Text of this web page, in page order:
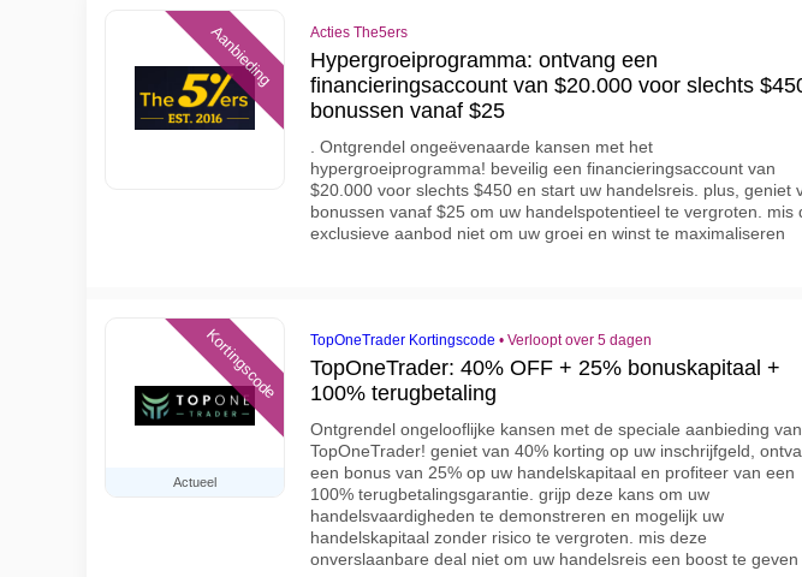
Aanbieding Acties The5ers
Hypergroeiprogramma: ontvang een
financieringsaccount van $20.000 voor slechts
bonussen vanaf $25
. Ontgrendel ongeëvenaarde kansen met het
hypergroeiprogramma! beveilig een financieringsaccount van
$20.000 voor slechts $450 en start uw handelsreis. plus, geniet
bonussen vanaf $25 om uw handelspotentieel te vergroten. mis
exclusieve aanbod niet om uw groei en winst te maximaliseren
Actueel
Kortingscode TopOneTrader Kortingscode • Verloopt over 5 dagen
TopOneTrader: 40% OFF + 25% bonuskapitaal +
100% terugbetaling
Ontgrendel ongelooflijke kansen met de speciale aanbieding van
TopOneTrader! geniet van 40% korting op uw inschrijfgeld,
een bonus van 25% op uw handelskapitaal en profiteer van een
100% terugbetalingsgarantie. grijp deze kans om uw
handelsvaardigheden te demonstreren en mogelijk uw
handelskapitaal zonder risico te vergroten. mis deze
onverslaanbare deal niet om uw handelsreis een boost te geven